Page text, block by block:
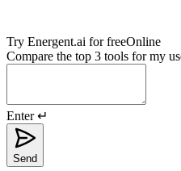
Try Energent.ai for freeOnline
Compare the top 3 tools for my
Enter ↵
Send